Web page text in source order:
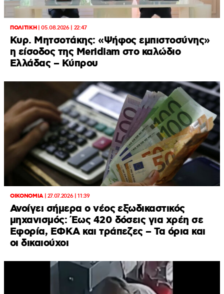
ΠΟΛΙΤΙΚΗ|05.08.2026 | 22:47
Κυρ. Μητσοτάκης: «Ψήφος εμπιστοσύνης»
η είσοδος της Meridiam στο καλώδιο
Ελλάδας – Κύπρου
ΟΙΚΟΝΟΜΙΑ| 27.07.2026 | 11:39
Ανοίγει σήμερα ο νέος εξωδικαστικός
μηχανισμός: Έως 420 δόσεις για χρέη σε
Εφορία, ΕΦΚΑ και τράπεζες – Τα όρια και
οι δικαιούχοι